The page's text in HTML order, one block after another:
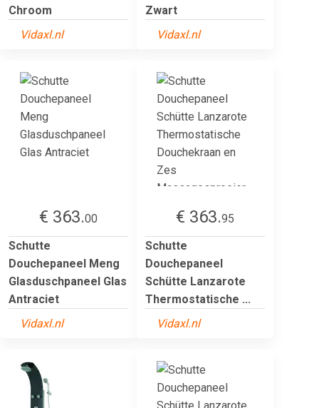
Chroom
Vidaxl.nl
Zwart
Vidaxl.nl
€ 363.00
Schutte
Douchepaneel Meng
Glasduschpaneel Glas
Antraciet
Vidaxl.nl
€ 363.95
Schutte
Douchepaneel
Schütte Lanzarote
Thermostatische ...
Vidaxl.nl